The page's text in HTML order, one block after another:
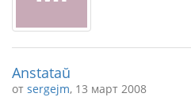
Anstataŭ
от sergejm, 13 март 2008